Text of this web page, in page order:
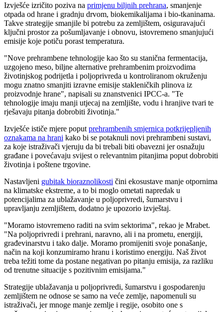
Izvješće izričito poziva na primjenu biljnih prehrana, smanjenje
otpada od hrane i gradnju drvom, biokemikalijama i bio-tkaninama.
Takve strategije smanjile bi potrebu za zemljištem, osiguravajući
ključni prostor za pošumljavanje i obnovu, istovremeno smanjujući
emisije koje potiču porast temperatura.
"Nove prehrambene tehnologije kao što su stanična fermentacija,
uzgojeno meso, biljne alternative prehrambenim proizvodima
životinjskog podrijetla i poljoprivreda u kontroliranom okruženju
mogu znatno smanjiti izravne emisije stakleničkih plinova iz
proizvodnje hrane", napisali su znanstvenici IPCC-a. "Te
tehnologije imaju manji utjecaj na zemljište, vodu i hranjive tvari te
rješavaju pitanja dobrobiti životinja."
Izvješće ističe mjere poput prehrambenih smjernica potkrijepljenih
oznakama na hrani kako bi se potaknuli novi prehrambeni sustavi,
za koje istraživači vjeruju da bi trebali biti obavezni jer osnažuju
građane i povećavaju svijest o relevantnim pitanjima poput dobrobiti
životinja i poštene trgovine.
Nastavljeni gubitak bioraznolikosti čini ekosustave manje otpornima
na klimatske ekstreme, a to bi moglo ometati napredak u
potencijalima za ublažavanje u poljoprivredi, šumarstvu i
upravljanju zemljištem, dodatno je upozorio izvještaj.
"Moramo istovremeno raditi na svim sektorima", rekao je Mrabet.
"Na poljoprivredi i prehrani, naravno, ali i na prometu, energiji,
građevinarstvu i tako dalje. Moramo promijeniti svoje ponašanje,
način na koji konzumiramo hranu i koristimo energiju. Naš život
treba težiti tome da postane negativan po pitanju emisija, za razliku
od trenutne situacije s pozitivnim emisijama."
Strategije ublažavanja u poljoprivredi, šumarstvu i gospodarenju
zemljištem ne odnose se samo na veće zemlje, napomenuli su
istraživači, jer mnoge manje zemlje i regije, osobito one s